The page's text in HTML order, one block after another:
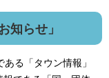
知らせ」
る「タウン情報」